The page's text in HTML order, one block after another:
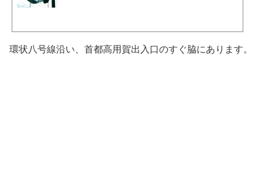
環状八号線沿い、首都高用賀出入口のすぐ脇にあります。